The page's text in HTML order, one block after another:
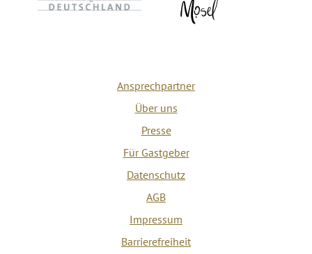
Ansprechpartner
Über uns
Presse
Für Gastgeber
Datenschutz
AGB
Impressum
Barrierefreiheit